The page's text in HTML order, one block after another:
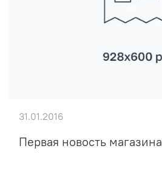
Первая новость магазина
31.01.2016